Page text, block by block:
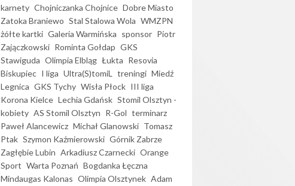
karnety Chojniczanka Chojnice Dobre Miasto
Zatoka Braniewo Stal Stalowa Wola WMZPN
żółte kartki Galeria Warmińska sponsor Piotr
Zajączkowski Rominta Gołdap GKS
Stawiguda Olimpia Elbląg Łukta Resovia
Biskupiec I liga Ultra(S)tomiL treningi Miedź
Legnica GKS Tychy Wisła Płock III liga
Korona Kielce Lechia Gdańsk Stomil Olsztyn -
kobiety AS Stomil Olsztyn R-Gol terminarz
Paweł Alancewicz Michał Glanowski Tomasz
Ptak Szymon Kaźmierowski Górnik Zabrze
Zagłębie Lubin Arkadiusz Czarnecki Orange
Sport Warta Poznań Bogdanka Łęczna
Mindaugas Kalonas Olimpia Olsztynek Adam